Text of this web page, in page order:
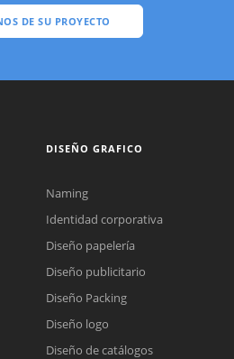
DE SU PROYECTO
DISEÑO GRAFICO
Naming
Identidad corporativa
Diseño papelería
Diseño publicitario
Diseño Packing
Diseño logo
Diseño de catálogos